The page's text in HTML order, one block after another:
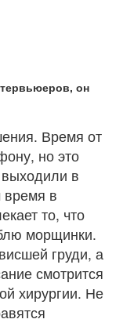
он
Время от
но это
в
время в
то, что
морщинки.
груди, а
смотрится
хирургии. Не